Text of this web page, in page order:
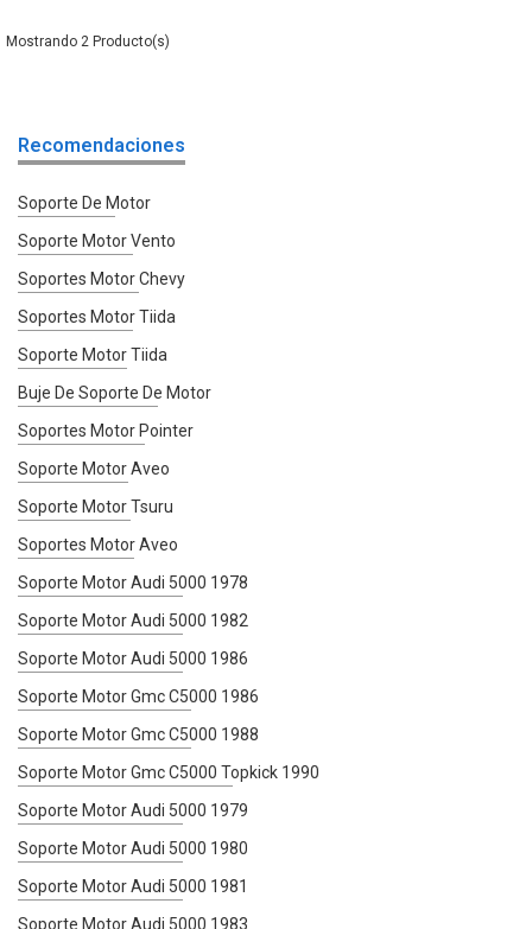
2
Recomendaciones
Soporte De Motor
Soporte Motor Vento
Soportes Motor Chevy
Soportes Motor Tiida
Soporte Motor Tiida
Buje De Soporte De Motor
Soportes Motor Pointer
Soporte Motor Aveo
Soporte Motor Tsuru
Soportes Motor Aveo
Soporte Motor Audi 5000 1978
Soporte Motor Audi 5000 1982
Soporte Motor Audi 5000 1986
Soporte Motor Gmc C5000 1986
Soporte Motor Gmc C5000 1988
Soporte Motor Gmc C5000 Topkick 1990
Soporte Motor Audi 5000 1979
Soporte Motor Audi 5000 1980
Soporte Motor Audi 5000 1981
Soporte Motor Audi 5000 1983